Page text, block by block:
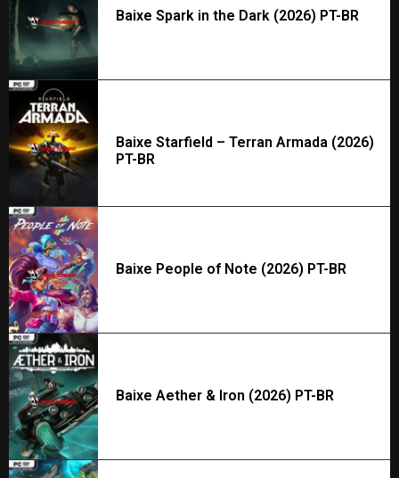
Baixe Spark in the Dark (2026) PT-BR
Baixe Starfield – Terran Armada (2026)
PT-BR
Baixe People of Note (2026) PT-BR
Baixe Aether & Iron (2026) PT-BR